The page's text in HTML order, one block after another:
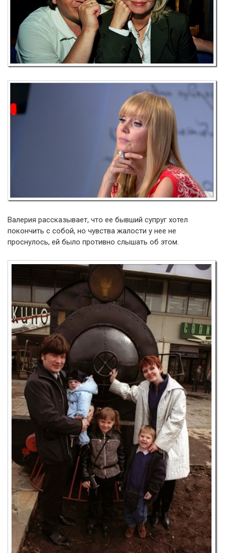
Валерия рассказывает, что ее бывший супруг хотел
покончить с собой, но чувства жалости у нее не
проснулось, ей было противно слышать об этом.